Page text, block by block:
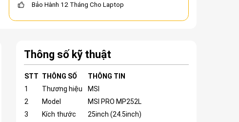
Bảo Hành 12 Tháng Cho Laptop
Thông số kỹ thuật
STT THÔNG SỐ
THÔNG TIN
1
Thương hiệu
MSI
2
Model
MSI PRO MP252L
3
Kích thước
25inch (24.5inch)